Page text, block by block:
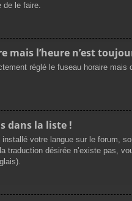
de le faire.
mais l’heure n’est
réglé le fuseau horaire
dans la liste !
votre langue sur le forum,
traduction désirée n’existe pas,